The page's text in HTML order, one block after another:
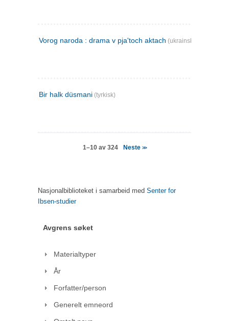
Vorog naroda : drama v pja'toch aktach (ukrainsk)
Bir halk düsmani (tyrkisk)
1–10 av 324 Neste >>
Nasjonalbiblioteket i samarbeid med Senter for
Ibsen-studier
Avgrens søket
Materialtyper
År
Forfatter/person
Generelt emneord